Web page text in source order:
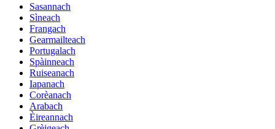
Sasannach
Sìneach
Frangach
Gearmailteach
Portugalach
Spàinneach
Ruiseanach
Iapanach
Corèanach
Arabach
Èireannach